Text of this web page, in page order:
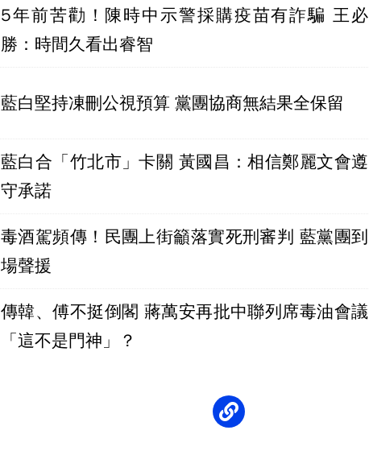
5年前苦勸！陳時中示警採購疫苗有詐騙 王必
勝：時間久看出睿智
藍白堅持凍刪公視預算 黨團協商無結果全保留
藍白合「竹北市」卡關 黃國昌：相信鄭麗文會遵
守承諾
毒酒駕頻傳！民團上街籲落實死刑審判 藍黨團到
場聲援
傳韓、傅不挺倒閣 蔣萬安再批中聯列席毒油會議
「這不是門神」？